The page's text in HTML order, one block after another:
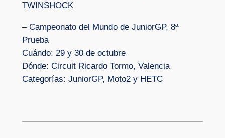
TWINSHOCK
– Campeonato del Mundo de JuniorGP, 8ª
Prueba
Cuándo: 29 y 30 de octubre
Dónde: Circuit Ricardo Tormo, Valencia
Categorías: JuniorGP, Moto2 y HETC